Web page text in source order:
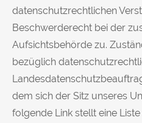
datenschutzrechtlichen
Beschwerderecht bei der
Aufsichtsbehörde zu.
bezüglich
dem sich der Sitz unseres
folgende Link stellt eine